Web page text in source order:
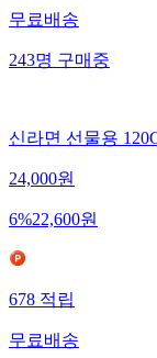
무료배송
243명구매중
신라면 선물용
24,000원
6%22,600원
678적립
무료배송